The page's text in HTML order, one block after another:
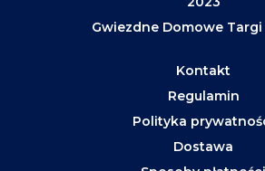
Gwiezdne Domowe Targi
Kontakt
Regulamin
Polityka
Dostawa